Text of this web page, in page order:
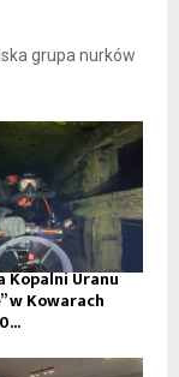
grupa nurków
Kopalni Uranu
w Kowarach